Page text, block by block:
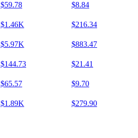
$59.78 $8.84
$1.46K $216.34
$5.97K $883.47
$144.73 $21.41
$65.57 $9.70
$1.89K $279.90